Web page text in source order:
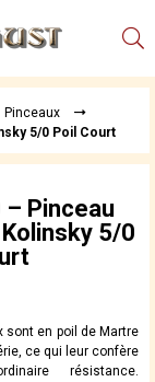
Pinceaux
5/0 Poil Court
Pinceau
5/0
sont en poil de Martre
ce qui leur confère
résistance.